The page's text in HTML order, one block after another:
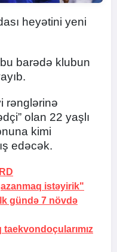
heyətini yeni
barədə klubun
rənglərinə
olan 22 yaşlı
kimi
edəcək.
istəyirik"
gündə 7 növdə